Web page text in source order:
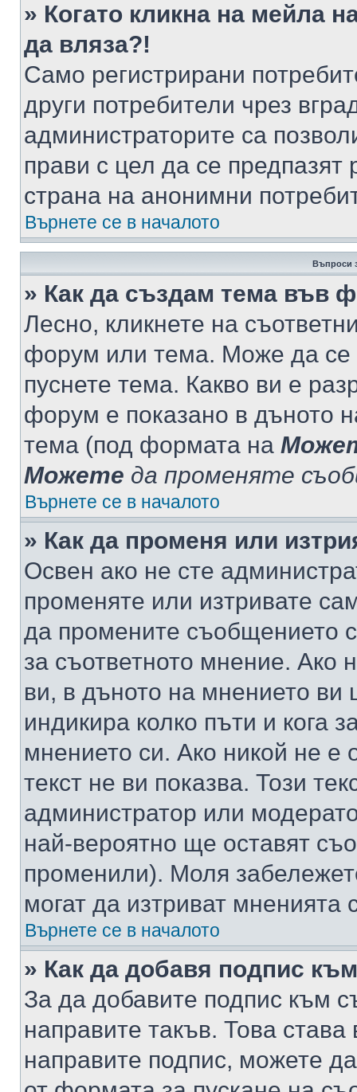
» Когато кликна на мейла
да вляза?!
Само регистрирани
други потребители чрез
администраторите са
прави с цел да се предпазят
страна на анонимни
Върнете се в началото
Въпроси
» Как да създам тема във
Лесно, кликнете на
форум или тема. Може да се
пуснете тема. Какво ви е
форум е показано в дъното
тема (под формата на
Можете да променяте
Върнете се в началото
» Как да променя или
Освен ако не сте
променяте или изтривате
да промените съобщението
за съответното мнение. Ако
ви, в дъното на мнението ви
индикира колко пъти и кога
мнението си. Ако никой не е
текст не ви показва. Този
администратор или
най-вероятно ще оставят
променили). Моля
могат да изтриват мненията
Върнете се в началото
» Как да добавя подпис
За да добавите подпис към
направите такъв. Това
направите подпис, можете